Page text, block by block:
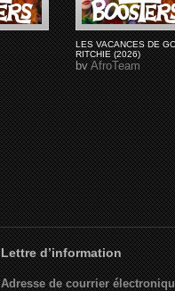
LES VACANCES DE
RITCHIE (2026)
byAfroTeam
Lettre d’information
Adresse de courrier